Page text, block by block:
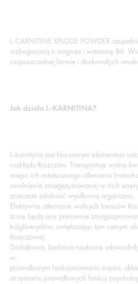
L-CARNITINE XPLODE POWDER
wzbogaconą o magnez i witaminę B6.
rozpuszczalnej formie i doskonałych
Jak działa L-KARNITINA?
L-karnityna jest kluczowym elementem
rozkładu tłuszczów. Transportuje wolne
miejsc ich ostatecznego utleniania
uwolnienie zmagazynowanej w nich
znacznie zdolność wysiłkową organizmu.
Efektywne utlenianie wolnych kwasów
iż nie będą one ponownie
trójglicerydów, zwiększając tym samym
tłuszczowej.
Dodatkowo, badania naukowe
w:
prawidłowym funkcjonowaniu mięśni,
utrzymaniu prawidłowych funkcji